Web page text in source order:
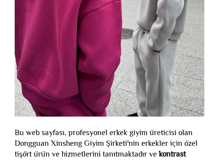
Bu web sayfası, profesyonel erkek giyim üreticisi olan
Dongguan Xinsheng Giyim Şirketi'nin erkekler için özel
tişört ürün ve hizmetlerini tanıtmaktadır vekontrast